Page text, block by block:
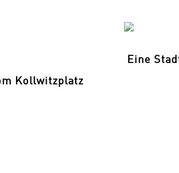
Eine
Kollwitzplatz